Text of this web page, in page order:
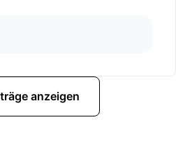
anzeigen